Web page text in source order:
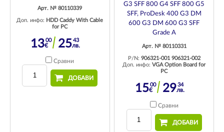
Арт. № 80110339
Доп. инфо: HDD Caddy With Cable
for PC
1300
€ 2543
лв.
Сравни
ДОБАВИ
G3 SFF 800 G4 SFF 800 G5
SFF, ProDesk 400 G3 DM
600 G3 DM 600 G3 SFF
Grade A
Арт. № 80110331
P/N: 906321-001 906321-002
Доп. инфо:VGA Option Board for
PC
1500
€ 2934
лв.
Сравни
ДОБАВИ